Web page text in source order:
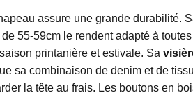
assure une grande durabilité.
55-59cm le rendent adapté à
printanière et estivale. Sa
sa combinaison de denim et de
la tête au frais. Les boutons en